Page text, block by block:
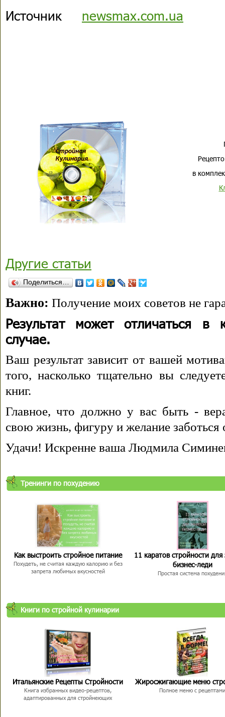
Источник newsmax.com.ua
в
Другие статьи
Поделиться…
Важно: Получение моих советов не
Результат может отличаться в
случае.
Ваш результат зависит от вашей
того, насколько тщательно вы
книг.
Главное, что должно у вас быть -
свою жизнь, фигуру и желание заботься
Удачи! Искренне ваша Людмила
Тренинги по похудению
Как выстроить стройное питание
Похудеть, не считая каждую калорию и без
запрета любимых вкусностей
11 каратов стройности для
бизнес-леди
Простая система
Книги по стройной кулинарии
Итальянские Рецепты Стройности
Книга избранных видео-рецептов,
адаптированных для стройнеющих
Жиросжигающие меню
Полное меню с рецептами